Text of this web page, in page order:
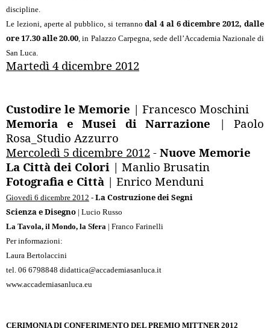
discipline.
Le lezioni, aperte al pubblico, si terrannodal 4 al 6 dicembre 2012, dalle
ore 17.30 alle 20.00 , in Palazzo Carpegna, sede dell’Accademia Nazionale di
San Luca.
Martedì 4 dicembre 2012
Custodire le Memorie | Francesco Moschini
Memoria e Musei di Narrazione | Paolo
Rosa_Studio Azzurro
Mercoledì 5 dicembre 2012 - Nuove Memorie
La Città dei Colori | Manlio Brusatin
Fotografia e Città | Enrico Menduni
Giovedì 6 dicembre 2012 - La Costruzione dei Segni
Scienza e Disegno | Lucio Russo
La Tavola, il Mondo, la Sfera | Franco Farinelli
Per informazioni:
Laura Bertolaccini
tel. 06 6798848 didattica@accademiasanluca.it
www.accademiasanluca.eu
CERIMONIA DI CONFERIMENTO DEL PREMIO MITTNER 2012